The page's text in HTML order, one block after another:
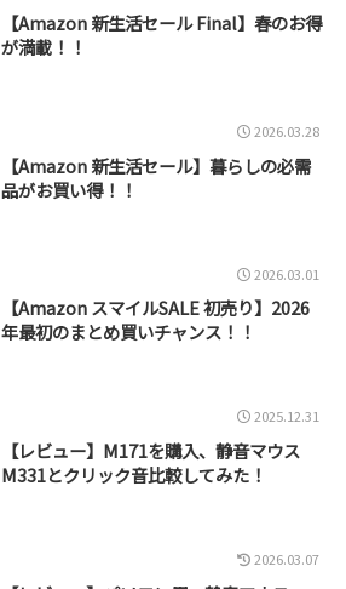
【Amazon 新生活セール Final】春のお得
が満載！！
2026.03.28
【Amazon 新生活セール】暮らしの必需
品がお買い得！！
2026.03.01
【Amazon スマイルSALE 初売り】2026
年最初のまとめ買いチャンス！！
2025.12.31
【レビュー】M171を購入、静音マウス
M331とクリック音比較してみた！
2026.03.07